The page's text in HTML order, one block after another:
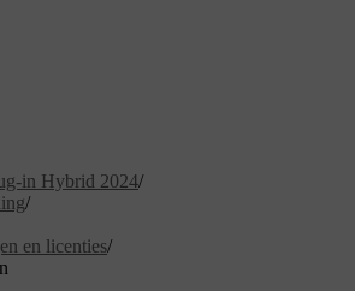
in Hybrid 2024/
/
en licenties/